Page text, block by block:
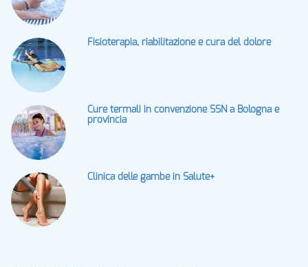
Fisioterapia, riabilitazione e cura del dolore
Cure termali in convenzione SSN a Bologna e
provincia
Clinica delle gambe in Salute+